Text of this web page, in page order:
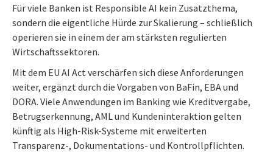
Für viele Banken ist Responsible AI kein Zusatzthema,
sondern die eigentliche Hürde zur Skalierung – schließlich
operieren sie in einem der am stärksten regulierten
Wirtschaftssektoren.
Mit dem EU AI Act verschärfen sich diese Anforderungen
weiter, ergänzt durch die Vorgaben von BaFin, EBA und
DORA. Viele Anwendungen im Banking wie Kreditvergabe,
Betrugserkennung, AML und Kundeninteraktion gelten
künftig als High-Risk-Systeme mit erweiterten
Transparenz-, Dokumentations- und Kontrollpflichten.